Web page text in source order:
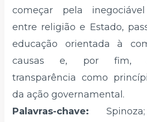
começar pela
entre religião e Estado,
educação orientada à
causas e, por fim, a
transparência como
da ação governamental.
Palavras-chave: